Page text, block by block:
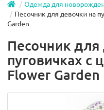
Одежда для
Песочник для девочки на
Garden
Песочник для
пуговичках с
Flower Garden